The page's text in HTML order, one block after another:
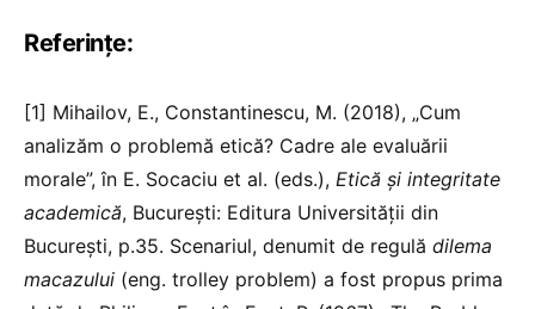
Referințe:
[1] Mihailov, E., Constantinescu, M. (2018), „Cum
analizăm o problemă etică? Cadre ale evaluării
morale”, în E. Socaciu et al. (eds.), Etică și integritate
academică, București: Editura Universității din
București, p.35. Scenariul, denumit de regulă dilema
macazului (eng. trolley problem) a fost propus prima